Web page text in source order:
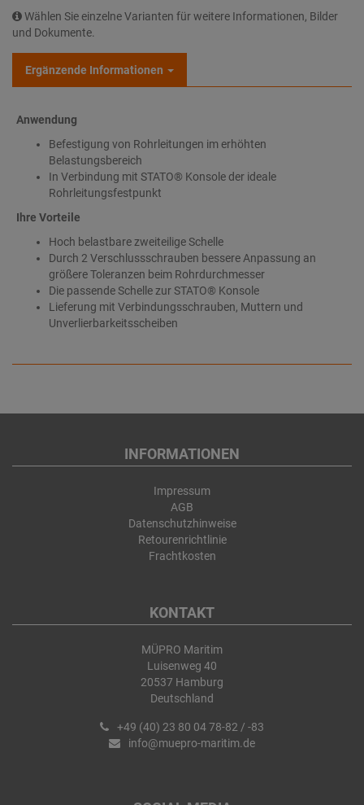
Wählen Sie einzelne Varianten für weitere Informationen, Bilder
und Dokumente.
Ergänzende Informationen
Anwendung
Befestigung von Rohrleitungen im erhöhten
Belastungsbereich
In Verbindung mit STATO® Konsole der ideale
Rohrleitungsfestpunkt
Ihre Vorteile
Hoch belastbare zweiteilige Schelle
Durch 2 Verschlussschrauben bessere Anpassung an
größere Toleranzen beim Rohrdurchmesser
Die passende Schelle zur STATO® Konsole
Lieferung mit Verbindungsschrauben, Muttern und
Unverlierbarkeitsscheiben
INFORMATIONEN
Impressum
AGB
Datenschutzhinweise
Retourenrichtlinie
Frachtkosten
KONTAKT
MÜPRO Maritim
Luisenweg 40
20537 Hamburg
Deutschland
+49 (40) 23 80 04 78-82 / -83
info@muepro-maritim.de